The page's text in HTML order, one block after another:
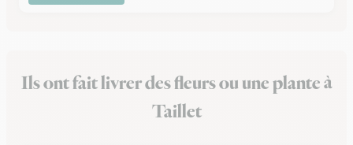
Ils ont fait livrer des fleurs ou une plante à
Taillet